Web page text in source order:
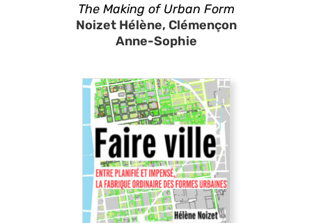
The Making of Urban Form
Noizet Hélène, Clémençon
Anne-Sophie